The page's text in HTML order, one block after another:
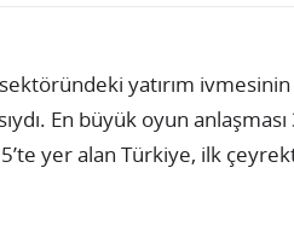
yatırım ivmesinin
En büyük oyun
yer alan Türkiye, ilk